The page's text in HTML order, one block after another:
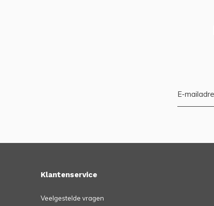
Klantenservice
Veelgestelde vragen